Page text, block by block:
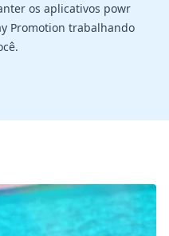
os aplicativos powr
Promotion trabalhando